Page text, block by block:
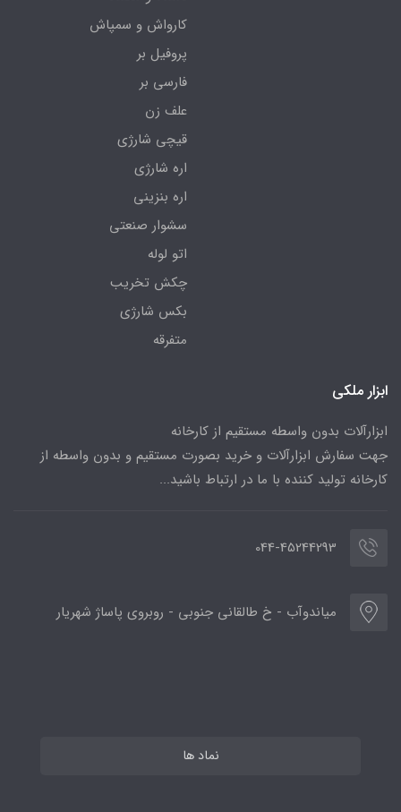
کارواش و سمپاش
پروفیل بر
فارسی بر
علف زن
قیچی شارژی
اره شارژی
اره بنزینی
سشوار صنعتی
اتو لوله
چکش تخریب
بکس شارژی
متفرقه
ابزار ملکی
ابزارآلات بدون واسطه مستقیم از کارخانه
جهت سفارش ابزارآلات و خرید بصورت مستقیم و بدون واسطه از
کارخانه تولید کننده با ما در ارتباط باشید...
044-45244293
میاندوآب - خ طالقانی جنوبی - روبروی پاساژ شهریار
نماد ها